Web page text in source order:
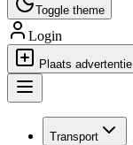
Toggle theme
Login
Plaats advertentie
Transport